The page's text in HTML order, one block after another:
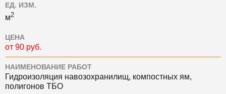
ЕД. ИЗМ.
м2
ЦЕНА
от 90 руб.
НАИМЕНОВАНИЕ РАБОТ
Гидроизоляция навозохранилищ, компостных ям,
полигонов ТБО